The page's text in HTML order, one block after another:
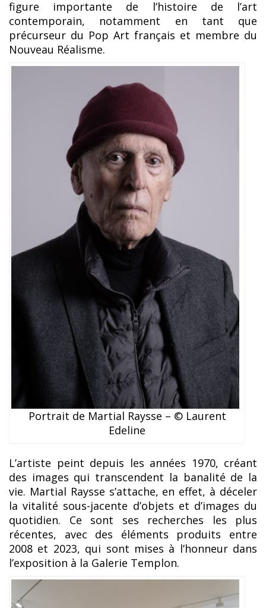
figure importante de l’histoire de l’art
contemporain, notamment en tant que
précurseur du Pop Art français et membre du
Nouveau Réalisme.
Portrait de Martial Raysse – © Laurent
Edeline
L’artiste peint depuis les années 1970, créant
des images qui transcendent la banalité de la
vie. Martial Raysse s’attache, en effet, à déceler
la vitalité sous-jacente d’objets et d’images du
quotidien. Ce sont ses recherches les plus
récentes, avec des éléments produits entre
2008 et 2023, qui sont mises à l’honneur dans
l’exposition à la Galerie Templon.